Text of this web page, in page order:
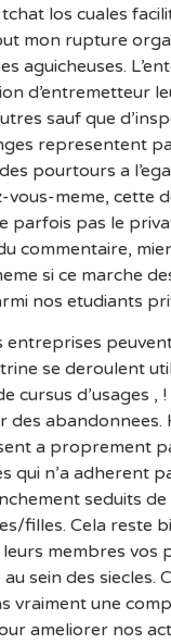
los cuales
mon rupture
aguicheuses.
d’entremetteur
sauf que
representent
pourtours a
meme, cette
parfois pas le
commentaire,
si ce marche
nos etudiants
entreprises
se deroulent
cursus d’usages ,
des abandonnees.
a proprement
qui n’a adherent
seduits
filles. Cela reste
membres vos
sein des siecles.
vraiment une
ameliorer nos